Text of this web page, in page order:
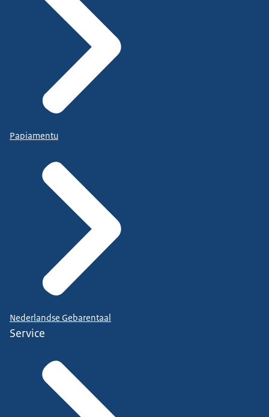
Papiamentu
Nederlandse Gebarentaal
Service